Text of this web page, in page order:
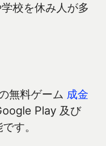
校を休み人が多
無料ゲーム 成金
Play 及び
す。